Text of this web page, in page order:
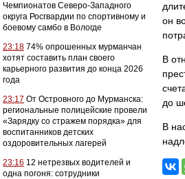
Чемпионатов Северо-Западного
округа Росгвардии по спортивному и
боевому самбо в Вологде
23:18 74% опрошенных мурманчан
хотят составить план своего
карьерного развития до конца 2026
года
23:17 От Островного до Мурманска:
региональные полицейские провели
«Зарядку со стражем порядка» для
воспитанников детских
оздоровительных лагерей
23:16 12 нетрезвых водителей и
одна погоня: сотрудники
он
В
до
В